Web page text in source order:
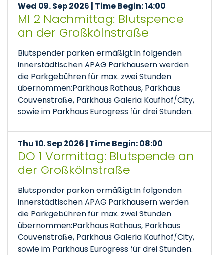
Wed 09. Sep 2026 | Time Begin: 14:00
MI 2 Nachmittag: Blutspende
an der Großkölnstraße
Blutspender parken ermäßigt:In folgenden
innerstädtischen APAG Parkhäusern werden
die Parkgebühren für max. zwei Stunden
übernommen:Parkhaus Rathaus, Parkhaus
Couvenstraße, Parkhaus Galeria Kaufhof/City,
sowie im Parkhaus Eurogress für drei Stunden.
Thu 10. Sep 2026 | Time Begin: 08:00
DO 1 Vormittag: Blutspende an
der Großkölnstraße
Blutspender parken ermäßigt:In folgenden
innerstädtischen APAG Parkhäusern werden
die Parkgebühren für max. zwei Stunden
übernommen:Parkhaus Rathaus, Parkhaus
Couvenstraße, Parkhaus Galeria Kaufhof/City,
sowie im Parkhaus Eurogress für drei Stunden.